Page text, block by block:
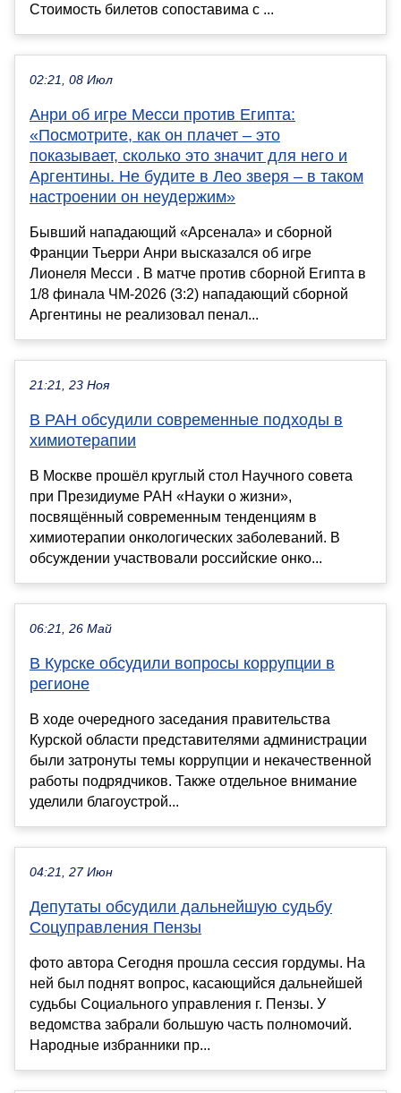
Стоимость билетов сопоставима с ...
02:21, 08 Июл
Анри об игре Месси против Египта:
«Посмотрите, как он плачет – это
показывает, сколько это значит для него и
Аргентины. Не будите в Лео зверя – в таком
настроении он неудержим»
Бывший нападающий «Арсенала» и сборной
Франции Тьерри Анри высказался об игре
Лионеля Месси . В матче против сборной Египта в
1/8 финала ЧМ-2026 (3:2) нападающий сборной
Аргентины не реализовал пенал...
21:21, 23 Ноя
В РАН обсудили современные подходы в
химиотерапии
В Москве прошёл круглый стол Научного совета
при Президиуме РАН «Науки о жизни»,
посвящённый современным тенденциям в
химиотерапии онкологических заболеваний. В
обсуждении участвовали российские онко...
06:21, 26 Май
В Курске обсудили вопросы коррупции в
регионе
В ходе очередного заседания правительства
Курской области представителями администрации
были затронуты темы коррупции и некачественной
работы подрядчиков. Также отдельное внимание
уделили благоустрой...
04:21, 27 Июн
Депутаты обсудили дальнейшую судьбу
Соцуправления Пензы
фото автора Сегодня прошла сессия гордумы. На
ней был поднят вопрос, касающийся дальнейшей
судьбы Социального управления г. Пензы. У
ведомства забрали большую часть полномочий.
Народные избранники пр...